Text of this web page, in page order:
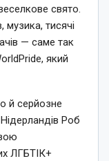
свято.
тисячі
— саме так
який
й серйозне
Роб
ЛГБТІК+